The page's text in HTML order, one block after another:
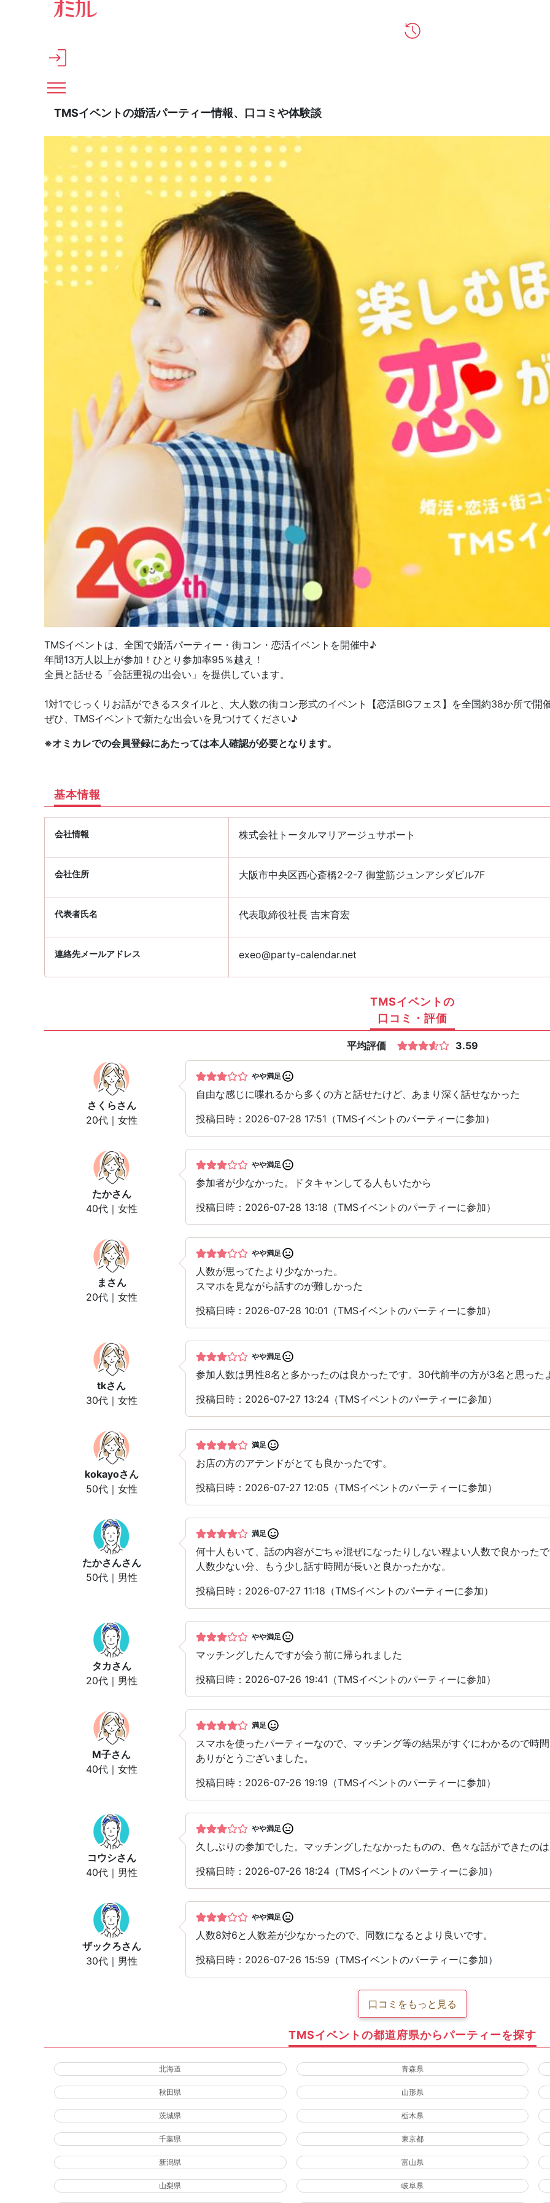
メインコンテンツへスキップ
TMSイベントの婚活パーティー情報、口コミや体験談
TMSイベントは、全国で婚活パーティー・街コン・恋活イベントを開催中♪
年間13万人以上が参加！ひとり参加率95％越え！
全員と話せる「会話重視の出会い」を提供しています。
1対1でじっくりお話ができるスタイルと、大人数の街コン形式のイベント【恋活BIGフェス】を全国約38か所で開
ぜひ、TMSイベントで新たな出会いを見つけてください♪
※オミカレでの会員登録にあたっては本人確認が必要となります。
基本情報
会社情報 株式会社トータルマリアージュサポート
会社住所 大阪市中央区西心斎橋2-2-7 御堂筋ジュンアシダビル7F
代表者氏名 代表取締役社長 吉末育宏
連絡先メールアドレス exeo@party-calendar.net
TMSイベントの
口コミ・評価
平均評価 3.59
さくら さん
20代｜女性
やや満足
自由な感じに喋れるから多くの方と話せたけど、あまり深く話せなかった
投稿日時：2026-07-28 17:51（TMSイベントのパーティーに参加）
たかさん
40代｜女性
やや満足
参加者が少なかった。ドタキャンしてる人もいたから
投稿日時：2026-07-28 13:18（TMSイベントのパーティーに参加）
ま さん
20代｜女性
やや満足
人数が思ってたより少なかった。
スマホを見ながら話すのが難しかった
投稿日時：2026-07-28 10:01（TMSイベントのパーティーに参加）
tkさん
30代｜女性
やや満足
参加人数は男性8名と多かったのは良かったです。30代前半の方が3名と思った
投稿日時：2026-07-27 13:24（TMSイベントのパーティーに参加）
kokayoさん
50代｜女性
満足
お店の方のアテンドがとても良かったです。
投稿日時：2026-07-27 12:05（TMSイベントのパーティーに参加）
たかさんさん
50代｜男性
満足
何十人もいて、話の内容がごちゃ混ぜになったりしない程よい人数で良かった
人数少ない分、もう少し話す時間が長いと良かったかな。
投稿日時：2026-07-27 11:18（TMSイベントのパーティーに参加）
タカ さん
20代｜男性
やや満足
マッチングしたんですが会う前に帰られました
投稿日時：2026-07-26 19:41（TMSイベントのパーティーに参加）
M子さん
40代｜女性
満足
スマホを使ったパーティーなので、マッチング等の結果がすぐにわかるので
ありがとうございました。
投稿日時：2026-07-26 19:19（TMSイベントのパーティーに参加）
コウシさん
40代｜男性
やや満足
久しぶりの参加でした。マッチングしたなかったものの、色々な話ができたの
投稿日時：2026-07-26 18:24（TMSイベントのパーティーに参加）
ザックろさん
30代｜男性
やや満足
人数8対6と人数差が少なかったので、同数になるとより良いです。
投稿日時：2026-07-26 15:59（TMSイベントのパーティーに参加）
口コミをもっと見る
TMSイベントの都道府県からパーティーを探す
北海道 青森県
秋田県 山形県
茨城県 栃木県
千葉県 東京都
新潟県 富山県
山梨県 岐阜県